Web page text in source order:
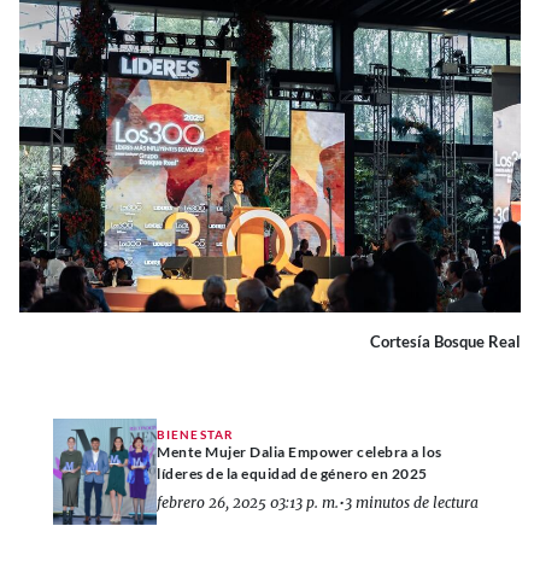
Cortesía Bosque Real
BIENESTAR
Mente Mujer Dalia Empower celebra a los
líderes de la equidad de género en 2025
febrero 26, 2025 03:13 p. m.•3 minutos de lectura